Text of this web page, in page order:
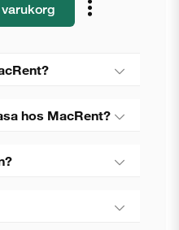
hos MacRent?